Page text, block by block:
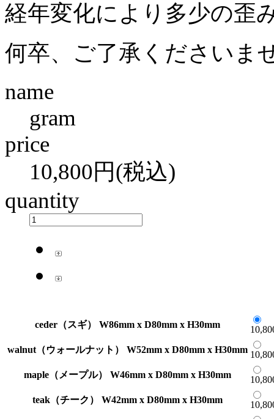
経年変化により多少の歪
何卒、ご了承くださいま
name
gram
price
10,800円(税込)
quantity
ceder（スギ） W86mm x D80mm x H30mm
walnut（ウォールナット） W52mm x D80mm x H30mm
maple（メープル） W46mm x D80mm x H30mm
teak（チーク） W42mm x D80mm x H30mm